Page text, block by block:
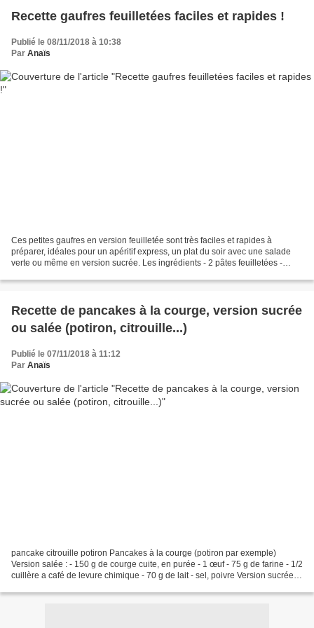
Recette gaufres feuilletées faciles et rapides !
Publié le 08/11/2018 à 10:38
Par Anaïs
Ces petites gaufres en version feuilletée sont très faciles et rapides à
préparer, idéales pour un apéritif express, un plat du soir avec une salade
verte ou même en version sucrée. Les ingrédients - 2 pâtes feuilletées -
Recette de pancakes à la courge, version sucrée
ou salée (potiron, citrouille...)
Publié le 07/11/2018 à 11:12
Par Anaïs
pancake citrouille potiron Pancakes à la courge (potiron par exemple)
Version salée : - 150 g de courge cuite, en purée - 1 œuf - 75 g de farine - 1/2
cuillère a café de levure chimique - 70 g de lait - sel, poivre Version sucrée : -